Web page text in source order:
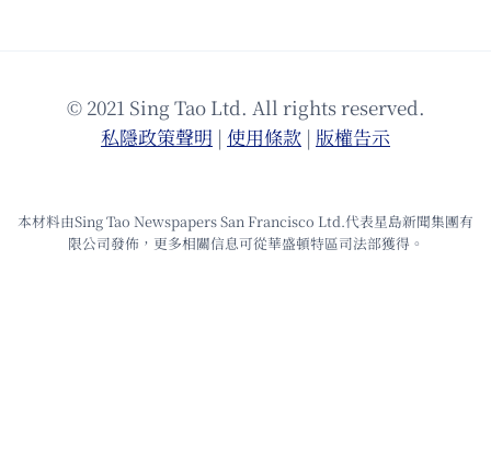
© 2021 Sing Tao Ltd. All rights reserved.
私隱政策聲明 | 使⽤條款 | 版權告⽰
本材料由Sing Tao Newspapers San Francisco Ltd.代表星島新聞集團有
限公司發佈，更多相關信息可從華盛頓特區司法部獲得。